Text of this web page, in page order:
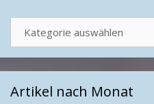
Artikel nach Monat